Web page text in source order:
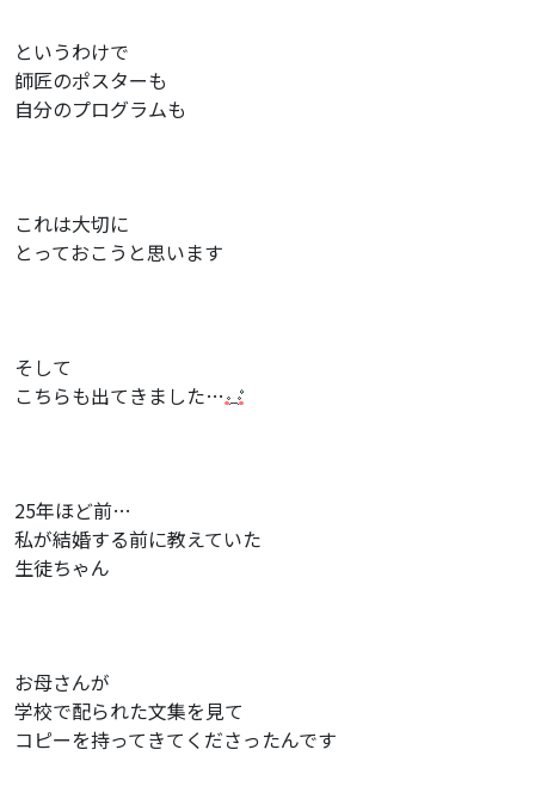
というわけで
師匠のポスターも
自分のプログラムも
これは大切に
とっておこうと思います
そして
こちらも出てきました…
25年ほど前…
私が結婚する前に教えていた
生徒ちゃん
お母さんが
学校で配られた文集を見て
コピーを持ってきてくださったんです